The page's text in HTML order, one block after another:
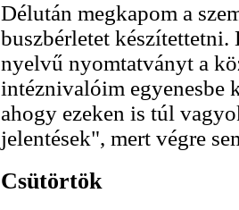
Délután megkapom a
buszbérletet készítettetni.
nyelvű nyomtatványt a
intéznivalóim egyenesbe
ahogy ezeken is túl
jelentések", mert végre
Csütörtök